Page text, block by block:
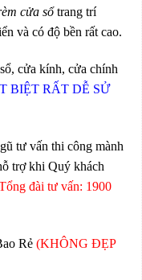
cửa sổtrang trí
và có độ bền rất cao.
cửa kính, cửa chính
BIỆT RẤT DỄ SỬ
tư vấn thi công mành
trợ khi Quý khách
đài tư vấn: 1900
Rẻ (KHÔNG ĐẸP